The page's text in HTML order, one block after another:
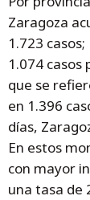
Zaragoza
1.723
1.074 casos
que se
en 1.396
días,
En estos
con mayor
una tasa de